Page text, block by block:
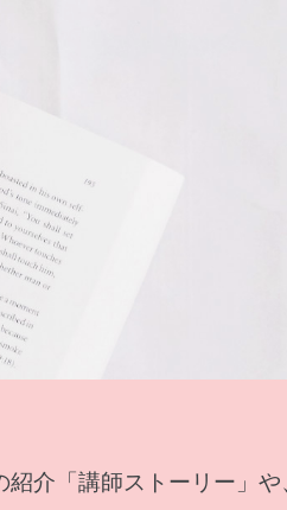
介「講師ストーリー」や